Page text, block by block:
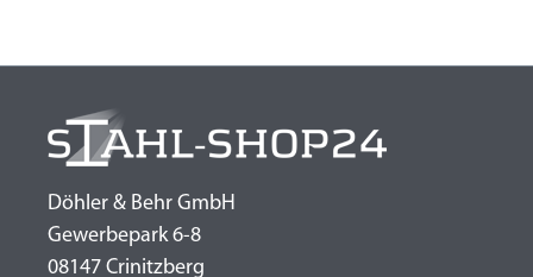
Döhler & Behr GmbH
Gewerbepark 6-8
08147 Crinitzberg